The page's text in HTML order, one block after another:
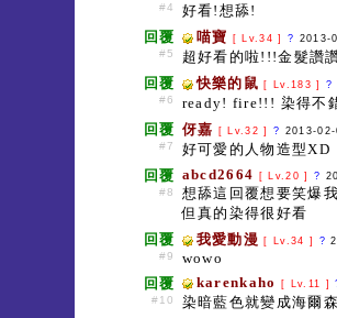
#4
好看!想舔!
回覆
#5
喵寶 [ Lv.34 ] ? 2013-
超好看的啦!!!金髮讚
回覆
#6
快樂的鼠 [ Lv.183 ] ?
ready! fire!!! 染得不
回覆
#7
伢嘉 [ Lv.32 ] ? 2013-
好可愛的人物造型XD
回覆
#8
abcd2664 [ Lv.20 ] ?
想舔這回覆想要笑爆
但真的染得很好看
回覆
#9
我愛動漫 [ Lv.34 ] ?
wowo
回覆
#10
karenkaho [ Lv.11 ]
染暗藍色就變成海爾